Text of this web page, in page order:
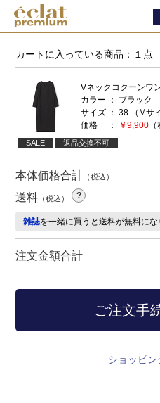
カートに入っている商品：１点
Vネックコクーンワ
カラー
ブラック
サイズ
38
（Mサ
価格
￥9,900
SALE 返品交換不可
本体価格合計 （税込）
送料 （税込）
雑誌を一緒に買うと送料が無料にな
注文金額合計
ショッピン